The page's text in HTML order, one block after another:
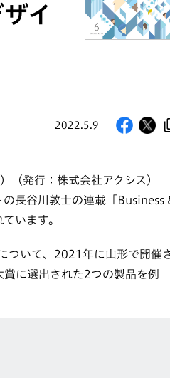
イ
2022.5.9
発行：株式会社アクシス）
長谷川敦士の連載「Business
います。
ついて、2021年に山形で開催
に選出された2つの製品を例